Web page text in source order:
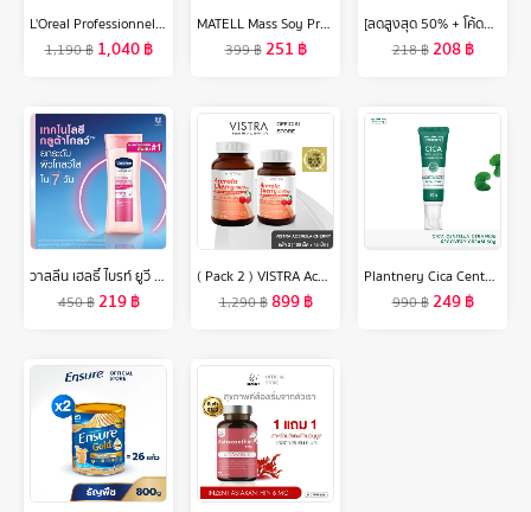
L'Oreal Professionnel NEW SERIE EXPERT SCALP ADVANCED ANTI-DISCOMFORT TREATMENT 200ML ทรีทเม้นท์บำรุงผมและหนังศีรษะ สำหรับหนังศีรษะบอบบาง แพ้ ระคายเคืองง่าย (ครีมนวดผม,ปลอบประโลมหนังศีรษะ,L'Oreal Pro, L'Oreal Professional, LOreal Pro, LOreal Professional)
1,190฿ 1,040฿
MATELL Mass Soy Protein Gainer 2 lb แมส ซอย โปรตีน 2ปอนด์ หรือ 908กรัม (Non Wheyเวย์) เพิ่มน้ำหนัก + เพิ่มกล้ามเนื้อ
399฿251 ฿
[ลดสูงสุด 50% + โค้ดลดเพิ่ม 20%]นีเวีย เพิร์ล แอนด์ บิวตี้ แบล็ค เพิร์ล โรลออน ระงับกลิ่นกาย 50 มล. 2 ชิ้น NIVEA
218฿208฿
วาสลีน เฮลธี้ ไบรท์ ยูวี เอ็กซ์ตร้า ไบร์ทเทนนิ่ง กูลต้า โกลว์ โลชั่น 300 มล. แพ็คคู่ Vaseline Healthy Bright UV Extra Brightening G
450฿219฿
( Pack 2 ) VISTRA Acerola Cherry 1000 mg. (100 เม็ด + 45 เม็ด ) - วิสทร้า อะเซโรล่า เชอร์รี่ 1000 มก. ( แพค 2 ขวด = 145 เม็ด )
1,290฿899฿
Plantnery Cica Centella Ceramide Recover Cream 50 g
990฿249฿